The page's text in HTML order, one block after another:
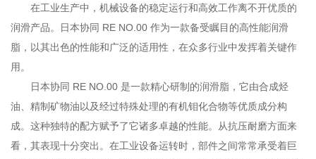
0755-86192801
18207556558
q1508@126.COM
在工业生产中，机械设备的稳定运行和高效工作离不开优质的
润滑产品。日本协同 RE NO.00 作为一款备受瞩目的高性能润滑
脂，以其出色的性能和广泛的适用性，在众多行业中发挥着关键作
用。
日本协同 RE NO.00 是一款精心研制的润滑脂，它由合成烃
油、精制矿物油以及经过特殊处理的有机钼化合物等优质成分构
成。这种独特的配方赋予了它诸多卓越的性能。从抗压耐磨方面来
看，其表现十分突出。在工业设备运转时，部件之间常常承受着巨